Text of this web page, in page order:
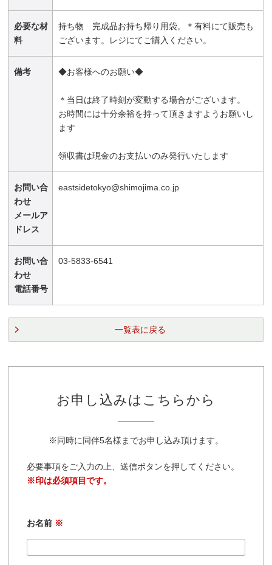
必要な材
料
持ち物 完成品お持ち帰り用袋。＊有料にて販売も
ございます。レジにてご購入ください。
備考 ◆お客様へのお願い◆
＊当日は終了時刻が変動する場合がございます。
お時間には十分余裕を持って頂きますようお願いし
ます
領収書は現金のお支払いのみ発行いたします
お問い合
わせ
メールア
ドレス
eastsidetokyo@shimojima.co.jp
お問い合
わせ
電話番号
03-5833-6541
一覧表に戻る
お申し込みはこちらから
※同時に同伴5名様までお申し込み頂けます。
必要事項をご入力の上、送信ボタンを押してください。
※印は必須項目です。
お名前 ※